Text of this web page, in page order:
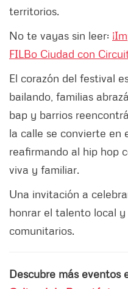
territorios.
No te vayas sin leer:
FILBo Ciudad con
El corazón del festival
bailando, familias
bap y barrios
la calle se convierte en
reafirmando al hip hop
viva y familiar.
Una invitación a
honrar el talento local
comunitarios.
Descubre más eventos